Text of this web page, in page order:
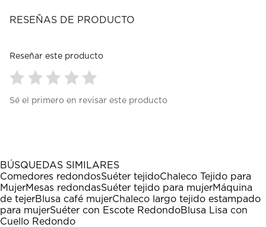
RESEÑAS DE PRODUCTO
Reseñar este producto
para
1
estrella
Esta
acción
abrirá
el
para
estrellas.
Esta
acción
abrirá
el
para
estrellas.
Esta
acción
abrirá
el
para
estrellas.
Esta
acción
abrirá
el
para
estrellas.
Esta
acción
abrirá
el
Sé el primero en revisar este producto
BÚSQUEDAS SIMILARES
Comedores redondosSuéter tejidoChaleco Tejido para
MujerMesas redondasSuéter tejido para mujerMáquina
de tejerBlusa café mujerChaleco largo tejido estampado
para mujerSuéter con Escote RedondoBlusa Lisa con
Cuello Redondo